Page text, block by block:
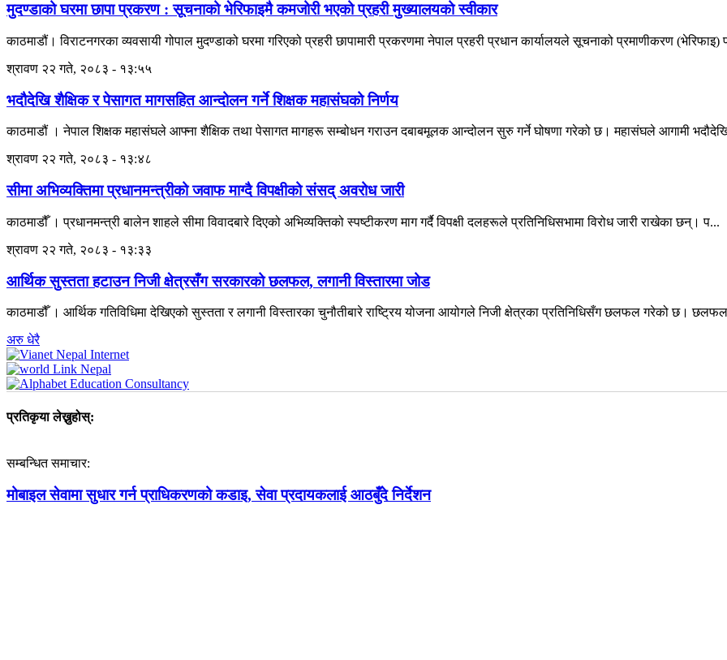
मुदण्डाको घरमा छापा प्रकरण : सूचनाको भेरिफाइमै कमजोरी भएको प्रहरी मुख्यालयको स्वीकार
काठमाडौं। विराटनगरका व्यवसायी गोपाल मुदण्डाको घरमा गरिएको प्रहरी छापामारी प्रकरणमा नेपाल प्रहरी प्रधान कार्यालयले सूचनाको प्रमाणीकरण (भेरिफाइ)
श्रावण २२ गते, २०८३ - १३:५५
भदौदेखि शैक्षिक र पेसागत मागसहित आन्दोलन गर्ने शिक्षक महासंघको निर्णय
काठमाडौं । नेपाल शिक्षक महासंघले आफ्ना शैक्षिक तथा पेसागत मागहरू सम्बोधन गराउन दबाबमूलक आन्दोलन सुरु गर्ने घोषणा गरेको छ। महासंघले आगामी
श्रावण २२ गते, २०८३ - १३:४८
सीमा अभिव्यक्तिमा प्रधानमन्त्रीको जवाफ माग्दै विपक्षीको संसद् अवरोध जारी
काठमाडौँ । प्रधानमन्त्री बालेन शाहले सीमा विवादबारे दिएको अभिव्यक्तिको स्पष्टीकरण माग गर्दै विपक्षी दलहरूले प्रतिनिधिसभामा विरोध जारी राखेका छन्। प...
श्रावण २२ गते, २०८३ - १३:३३
आर्थिक सुस्तता हटाउन निजी क्षेत्रसँग सरकारको छलफल, लगानी विस्तारमा जोड
काठमाडौँ । आर्थिक गतिविधिमा देखिएको सुस्तता र लगानी विस्तारका चुनौतीबारे राष्ट्रिय योजना आयोगले निजी क्षेत्रका प्रतिनिधिसँग छलफल गरेको छ।
अरु धेरै
प्रतिकृया लेख्नुहोस्:
सम्बन्धित समाचार:
मोबाइल सेवामा सुधार गर्न प्राधिकरणको कडाइ, सेवा प्रदायकलाई आठबुँदे निर्देशन